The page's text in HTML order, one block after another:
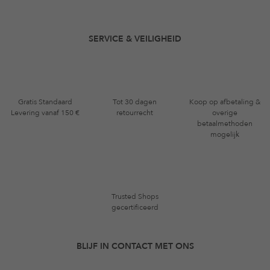
SERVICE & VEILIGHEID
Gratis Standaard
Levering vanaf 150 €
Tot 30 dagen
retourrecht
Koop op afbetaling &
overige
betaalmethoden
mogelijk
Trusted Shops
gecertificeerd
BLIJF IN CONTACT MET ONS